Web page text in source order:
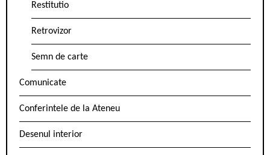
Restitutio
Retrovizor
Semn de carte
Comunicate
Conferintele de la Ateneu
Desenul interior